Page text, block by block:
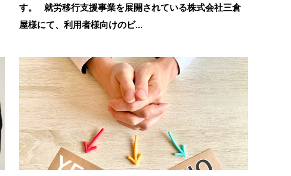
す。 就労移行支援事業を展開されている株式会社三倉
屋様にて、利用者様向けのビ...